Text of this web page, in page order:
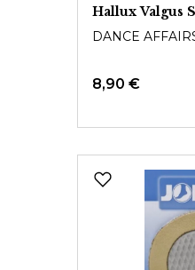
Hallux Valgus
DANCE
8,90 €